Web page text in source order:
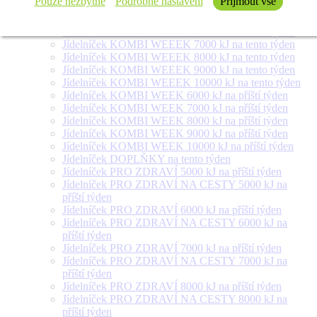
týden
Jídelníček KOMBI WEEEK 7000 kJ na tento týden
Jídelníček KOMBI WEEEK 8000 kJ na tento týden
Jídelníček KOMBI WEEEK 9000 kJ na tento týden
Jídelníček KOMBI WEEEK 10000 kJ na tento týden
Jídelníček KOMBI WEEK 6000 kJ na příští týden
Jídelníček KOMBI WEEK 7000 kJ na příští týden
Jídelníček KOMBI WEEK 8000 kJ na příští týden
Jídelníček KOMBI WEEK 9000 kJ na příští týden
Jídelníček KOMBI WEEK 10000 kJ na příští týden
Jídelníček DOPLŇKY na tento týden
Jídelníček PRO ZDRAVÍ 5000 kJ na příští týden
Jídelníček PRO ZDRAVÍ NA CESTY 5000 kJ na
příští týden
Jídelníček PRO ZDRAVÍ 6000 kJ na příští týden
Jídelníček PRO ZDRAVÍ NA CESTY 6000 kJ na
příští týden
Jídelníček PRO ZDRAVÍ 7000 kJ na příští týden
Jídelníček PRO ZDRAVÍ NA CESTY 7000 kJ na
příští týden
Jídelníček PRO ZDRAVÍ 8000 kJ na příští týden
Jídelníček PRO ZDRAVÍ NA CESTY 8000 kJ na
příští týden